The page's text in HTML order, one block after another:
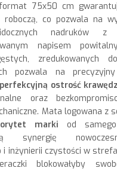
75x50 cm
roboczą, co pozwala na
nadruków
napisem
zredukowanych
pozwala na
perfekcyjną ostrość
oraz
Mata logowana z
marki od
synergię
i inżynierii czystości w
blokowałyby